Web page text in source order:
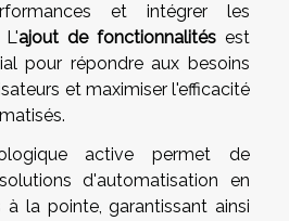
et intégrer les
L'ajout de fonctionnalités est
pour répondre aux besoins
et maximiser l'efficacité
active permet de
d'automatisation en
la pointe, garantissant ainsi